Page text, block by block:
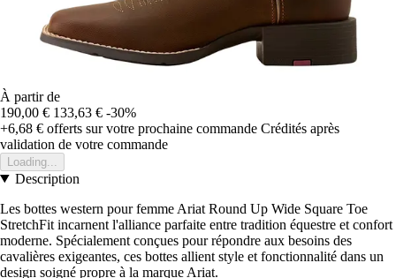
À partir de
190,00 € 133,63 € -30%
+6,68 € offerts sur votre prochaine commande Crédités après
validation de votre commande
Loading...
Description
Les bottes western pour femme Ariat Round Up Wide Square Toe
StretchFit incarnent l'alliance parfaite entre tradition équestre et confort
moderne. Spécialement conçues pour répondre aux besoins des
cavalières exigeantes, ces bottes allient style et fonctionnalité dans un
design soigné propre à la marque Ariat.